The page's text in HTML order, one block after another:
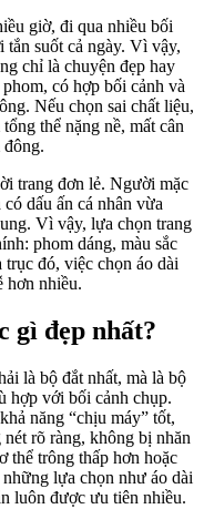
giờ, đi qua nhiều bối
suốt cả ngày. Vì vậy,
chỉ là chuyện đẹp hay
có hợp bối cảnh và
Nếu chọn sai chất liệu,
thể nặng nề, mất cân
trang đơn lẻ. Người mặc
dấu ấn cá nhân vừa
Vì vậy, lựa chọn trang
phom dáng, màu sắc
đó, việc chọn áo dài
hơn nhiều.
gì đẹp nhất?
là bộ đắt nhất, mà là bộ
hợp với bối cảnh chụp.
năng “chịu máy” tốt,
rõ ràng, không bị nhăn
thể trông thấp hơn hoặc
lựa chọn như áo dài
luôn được ưu tiên nhiều.